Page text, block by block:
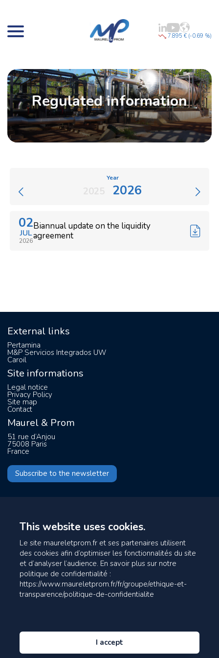
7.895 € (-0.69 %)
Regulated information
Year
2026
02
JUL
2026
Biannual update on the liquidity
agreement
This website uses cookies.
Le site maureletprom.fr et ses partenaires utilisent
des cookies afin d’optimiser les fonctionnalités du site
et d’analyser l’audience. En savoir plus sur notre
politique de confidentialité :
https://www.maureletprom.fr/fr/groupe/ethique-et-
transparence/politique-de-confidentialite
I accept
External links
Pertamina
M&P Servicios Integrados UW
Caroil
Site informations
Legal notice
Privacy Policy
Site map
Contact
Maurel & Prom
51 rue d’Anjou
75008 Paris
France
Subscribe to the newsletter